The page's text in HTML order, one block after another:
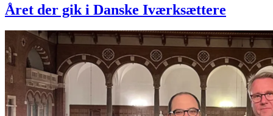
Året der gik i Danske Iværksættere